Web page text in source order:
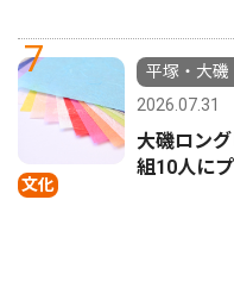
7
文化
平塚・大磯
2026.07.31
大磯ロン
組10人に